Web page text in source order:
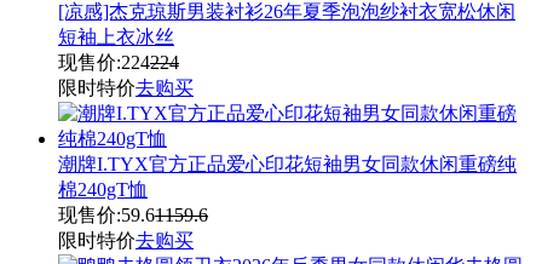
[凉感]杰克琼斯男装衬衫26年夏季泡泡纱衬衣宽松休闲
短袖上衣冰丝
现售价:224224
限时特价去购买
潮牌I.TYX官方正品爱心印花短袖男女同款休闲重磅纯
棉240gT恤
现售价:59.61159.6
限时特价去购买